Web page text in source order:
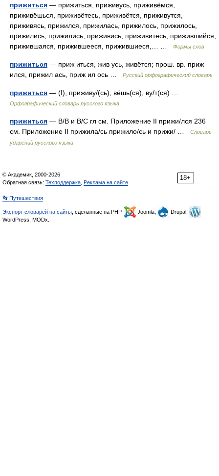
прижиться — прижиться, приживусь, приживёмся,
приживёшься, приживётесь, приживётся, приживутся,
приживясь, прижился, прижилась, прижилось, прижилось,
прижились, прижились, приживись, приживитесь, прижившийся,
прижившаяся, прижившееся, прижившиеся,… …
Формы слов
прижиться — приж иться, жив усь, живётся; прош. вр. приж
ился, прижил ась, приж ил ось …
Русский орфографический словарь
прижиться — (I), приживу/(сь), вёшь(ся), ву/т(ся) …
Орфографический словарь русского языка
прижиться — B/B и B/C гл см. Приложение II прижи/лся 236
см. Приложение II прижила/сь прижило/сь и прижи/ …
Словарь
ударений русского языка
18+
© Академик, 2000-2026
Обратная связь: Техподдержка Реклама на сайте
👣 Путешествия
Экспорт словарей на сайты , сделанные на PHP, Joomla,
Drupal,
WordPress, MODx.